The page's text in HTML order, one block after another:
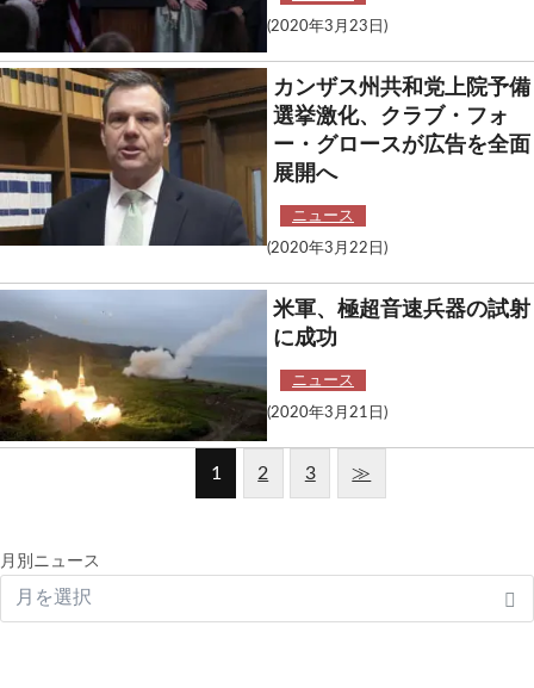
(2020年3月23日)
カンザス州共和党上院予備
選挙激化、クラブ・フォ
ー・グロースが広告を全面
展開へ
ニュース
(2020年3月22日)
米軍、極超音速兵器の試射
に成功
ニュース
(2020年3月21日)
1 2 3 ≫
月別ニュース